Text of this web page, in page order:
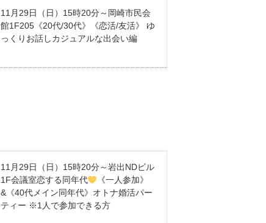
11月29日（日）15時20分～岡崎市民会
館1F205《20代/30代》《恋活/友活》 ゆ
っくりお話しカジュアルな出会い編
11月29日（日）15時20分～岩出NDビル
1F会議室恋する同年代
《一人参加》
&《40代メイン同年代》オトナ婚活パー
ティー ※1人で参加できる方